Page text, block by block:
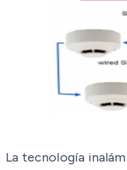
La tecnología